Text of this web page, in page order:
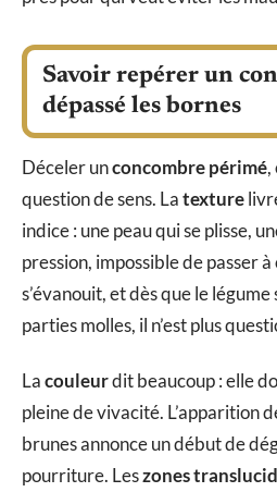
Savoir repérer un
dépassé les bornes
Déceler unconcombre périmé,
question de sens. Latexture
indice : une peau qui se plisse,
pression, impossible de passer à
s’évanouit, et dès que le
parties molles, il n’est plus
Lacouleurdit beaucoup : elle
pleine de vivacité. L’apparition
brunes annonce un début de
pourriture. Leszones